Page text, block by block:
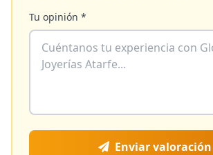
Tu opinión *
Enviar valoración